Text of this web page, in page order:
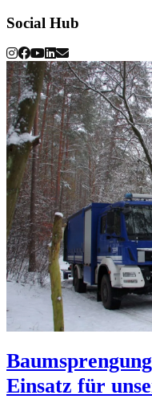
Social Hub
Einsatz für